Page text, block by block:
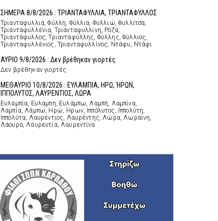
ΣΗΜΕΡΑ 8/8/2026 : ΤΡΙΑΝΤΑΦΥΛΛΙΑ, ΤΡΙΑΝΤΑΦΥΛΛΟΣ
Τριανταφυλλιά, Φύλλη, Φύλλια, Φυλλιώ, Φυλλίτσα,
Τριανταφυλλένια, Τριανταφυλλίνη, Ρόζα,
Τριαντάφυλλος, Τριανταφύλλης, Φύλλης, Φύλλιος,
Τριανταφυλλένιος, Τριανταφυλλίνος, Ντάφυ, Ντάφι
ΑΥΡΙΟ 9/8/2026 : Δεν βρέθηκαν γιορτές
Δεν βρέθηκαν γιορτές
ΜΕΘΑΥΡΙΟ 10/8/2026 : ΕΥΛΑΜΠΙΑ, ΗΡΩ, ΉΡΩΝ,
ΙΠΠΟΛΥΤΟΣ, ΛΑΥΡΕΝΤΙΟΣ, ΛΩΡΑ
Ευλαμπία, Ευλαμπή, Ευλάμπω, Λαμπή, Λαμπίνα,
Λαμπία, Λάμπω, Ηρώ, Ήρων, Ιππόλυτος, Ιππολύτη,
Ιππολύτα, Λαυρέντιος, Λαυρέντης, Λώρα, Λωραίνη,
Λάουρα, Λαυρεντία, Λαυρεντίνα